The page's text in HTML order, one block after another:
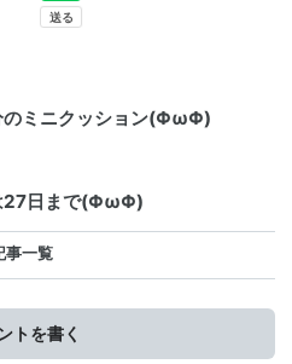
のミニクッション(ΦωΦ)
27日まで(ΦωΦ)
事一覧
トを書く